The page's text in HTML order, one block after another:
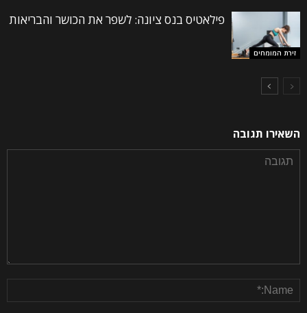
זירת המומחים
פילאטיס בנס ציונה: לשפר את הכושר והבריאות
השאירו תגובה